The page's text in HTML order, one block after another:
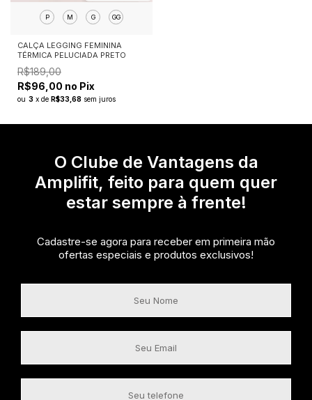
P M G GG
CALÇA LEGGING FEMININA
TÉRMICA PELUCIADA PRETO
R$189,00
R$96,00 no Pix
ou 3 x de R$33,68 sem juros
O Clube de Vantagens da
Amplifit, feito para quem quer
estar sempre à frente!
Cadastre-se agora para receber em primeira mão
ofertas especiais e produtos exclusivos!